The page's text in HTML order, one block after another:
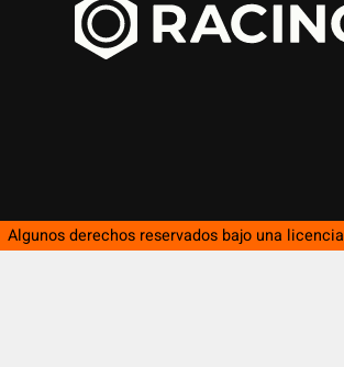
Algunos derechos reservados bajo una licencia